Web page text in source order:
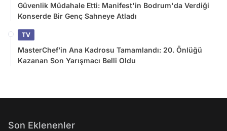
Güvenlik Müdahale Etti: Manifest'in Bodrum'da Verdiği
Konserde Bir Genç Sahneye Atladı
TV
MasterChef’in Ana Kadrosu Tamamlandı: 20. Önlüğü
Kazanan Son Yarışmacı Belli Oldu
Son Eklenenler